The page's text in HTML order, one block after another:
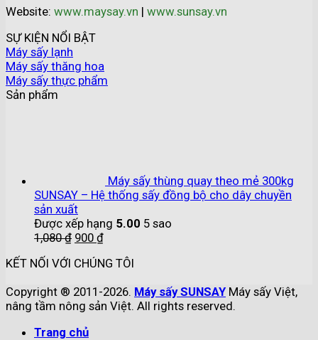
Website: www.maysay.vn | www.sunsay.vn
SỰ KIỆN NỔI BẬT
Máy sấy lạnh
Máy sấy thăng hoa
Máy sấy thực phẩm
Sản phẩm
Máy sấy thùng quay theo mẻ 300kg
SUNSAY – Hệ thống sấy đồng bộ cho dây chuyền
sản xuất
Được xếp hạng 5.00 5 sao
1,080₫ 900 ₫
KẾT NỐI VỚI CHÚNG TÔI
Copyright ® 2011-2026. Máy sấy SUNSAY Máy sấy Việt,
nâng tầm nông sản Việt. All rights reserved.
Trang chủ